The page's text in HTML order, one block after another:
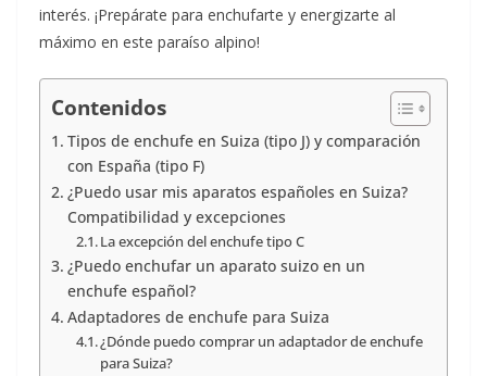
interés. ¡Prepárate para enchufarte y energizarte al
máximo en este paraíso alpino!
Contenidos
Tipos de enchufe en Suiza (tipo J) y comparación
con España (tipo F)
¿Puedo usar mis aparatos españoles en Suiza?
Compatibilidad y excepciones
La excepción del enchufe tipo C
¿Puedo enchufar un aparato suizo en un
enchufe español?
Adaptadores de enchufe para Suiza
¿Dónde puedo comprar un adaptador de enchufe
para Suiza?